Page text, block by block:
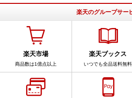
楽天のグループサー
楽天市場
商品数は1億点以上
楽天ブックス
いつでも全品送料無料